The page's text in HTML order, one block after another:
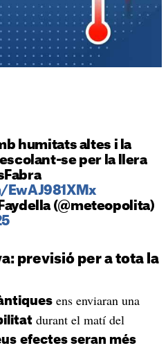
humitats altes i la
se per la llera
(@meteopolita)
previsió per a tota la
ens enviaran una
durant el matí del
efectes seran més